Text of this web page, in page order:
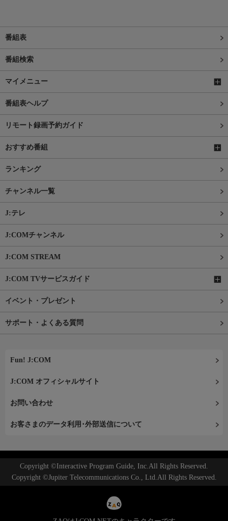
番組表
番組検索
マイメニュー
番組表ヘルプ
リモート録画予約ガイド
おすすめ番組
ランキング
チャンネル一覧
J:テレ
J:COMチャンネル
J:COM STREAM
J:COM TVサービスガイド
イベント・プレゼント
サポート・よくある質問
Fun! J:COM
J:COM オフィシャルサイト
お問い合わせ
お客さまのデータ利用･外部送信について
Copyright ©Interactive Program Guide, Inc.All Rights Reserved.
Copyright ©Jupiter Telecommunications Co., Ltd.All Rights Reserved.